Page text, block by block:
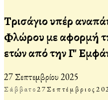
Τρισάγιο υπέρ
Φλώρου με αφορμή
ετών από την Γ'
27 Σεπτεμβρίου 2025
Σάββατο27Σεπτέμβριος